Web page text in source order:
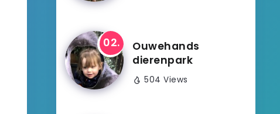
Ouwehands
dierenpark
504 Views